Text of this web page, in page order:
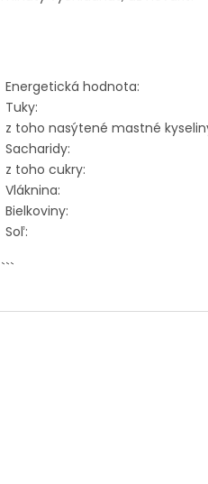
Energetická hodnota:
Tuky:
z toho nasýtené mastné
Sacharidy:
z toho cukry:
Vláknina:
Bielkoviny:
Soľ:
```